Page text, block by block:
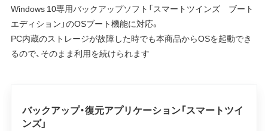
Windows 10専用バックアップソフト「スマートツインズ ブート
エディション」のOSブート機能に対応。
PC内蔵のストレージが故障した時でも本商品からOSを起動でき
るので、そのまま利用を続けられます
バックアップ・復元アプリケーション「スマートツイ
ンズ」